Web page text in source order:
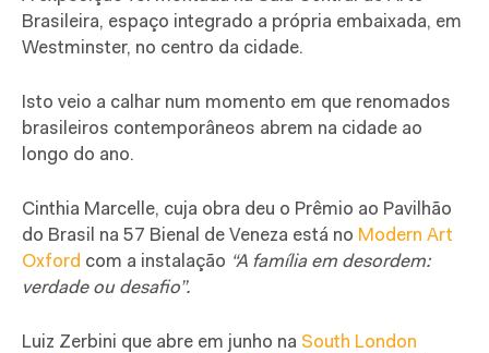
Brasileira, espaço integrado a própria embaixada, em
Westminster, no centro da cidade.
Isto veio a calhar num momento em que renomados
brasileiros contemporâneos abrem na cidade ao
longo do ano.
Cinthia Marcelle, cuja obra deu o Prêmio ao Pavilhão
do Brasil na 57 Bienal de Veneza está no Modern Art
Oxford com a instalação “A família em desordem:
verdade ou desafio”.
Luiz Zerbini que abre em junho na South London